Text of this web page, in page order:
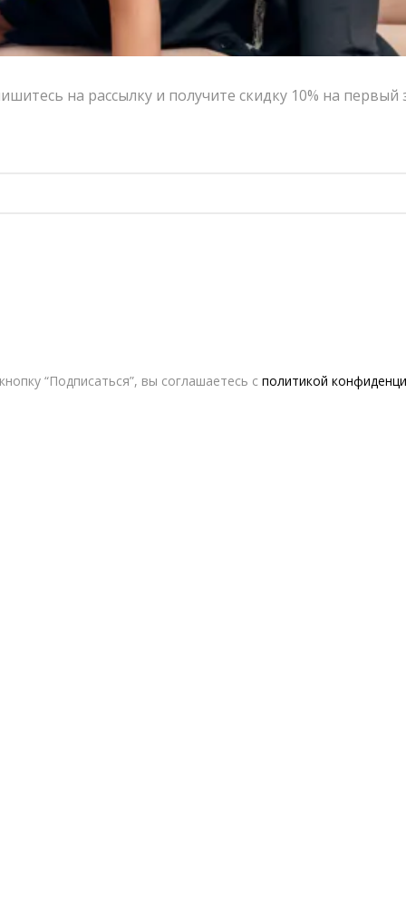
на рассылку и получите скидку 10% на первый
“Подписаться”, вы соглашаетесь с политикой